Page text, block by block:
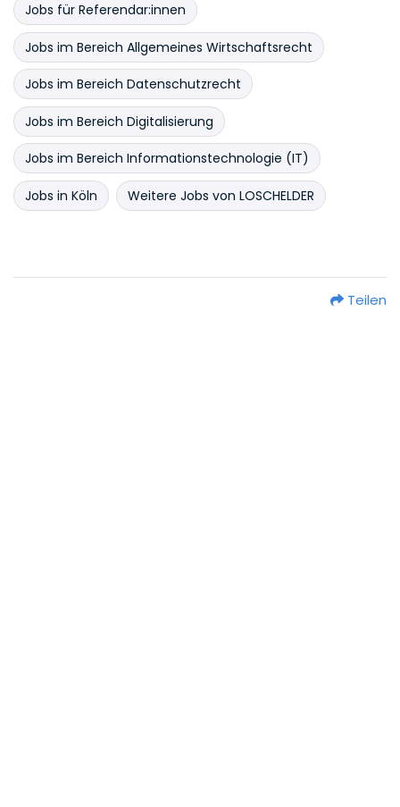
Jobs für Referendar:innen
Jobs im Bereich Allgemeines Wirtschaftsrecht
Jobs im Bereich Datenschutzrecht
Jobs im Bereich Digitalisierung
Jobs im Bereich Informationstechnologie (IT)
Jobs in Köln Weitere Jobs von LOSCHELDER
Teilen